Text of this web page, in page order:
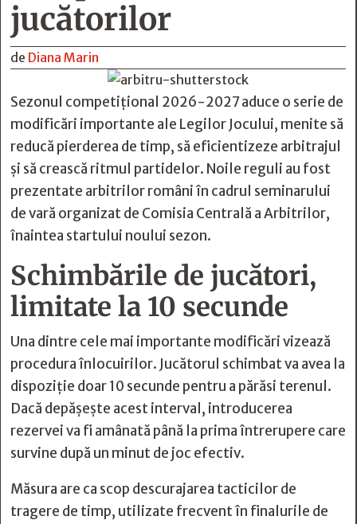
jucătorilor
de Diana Marin
Sezonul competițional 2026-2027 aduce o serie de
modificări importante ale Legilor Jocului, menite să
reducă pierderea de timp, să eficientizeze arbitrajul
și să crească ritmul partidelor. Noile reguli au fost
prezentate arbitrilor români în cadrul seminarului
de vară organizat de Comisia Centrală a Arbitrilor,
înaintea startului noului sezon.
Schimbările de jucători,
limitate la 10 secunde
Una dintre cele mai importante modificări vizează
procedura înlocuirilor. Jucătorul schimbat va avea la
dispoziție doar 10 secunde pentru a părăsi terenul.
Dacă depășește acest interval, introducerea
rezervei va fi amânată până la prima întrerupere care
survine după un minut de joc efectiv.
Măsura are ca scop descurajarea tacticilor de
tragere de timp, utilizate frecvent în finalurile de